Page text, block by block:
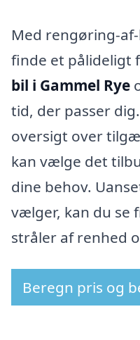
Med rengøring-
finde et pålideligt
bil i Gammel Rye
tid, der passer
oversigt over
kan vælge det
dine behov.
vælger, kan du se
stråler af renhed
Beregn pris og